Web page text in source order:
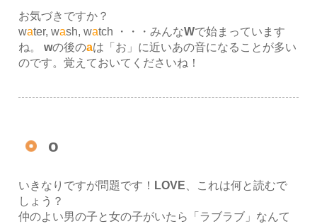
お気づきですか？
water, wash, watch ・・・みんなWで始まっています
ね。wの後のaは「お」に近いあの音になることが多い
のです。覚えておいてくださいね！
o
いきなりですが問題です！ LOVE 、これは何と読むで
しょう？
仲のよい男の子と女の子がいたら「ラブラブ」なんて